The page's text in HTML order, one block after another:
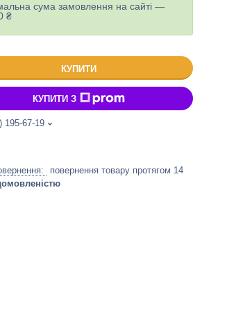
сума замовлення на сайті —
₴
КУПИТИ
КУПИТИ З
195-67-19
повернення товару протягом 14